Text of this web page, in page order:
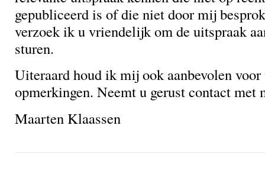
gepubliceerd is of die niet door mij
verzoek ik u vriendelijk om de uitspraak
sturen.
Uiteraard houd ik mij ook aanbevolen voor
opmerkingen. Neemt u gerust contact met
Maarten Klaassen